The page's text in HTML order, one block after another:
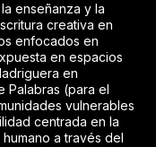
enseñanza y la
creativa en
enfocados en
en espacios
en
Palabras (para el
vulnerables
centrada en la
a través del